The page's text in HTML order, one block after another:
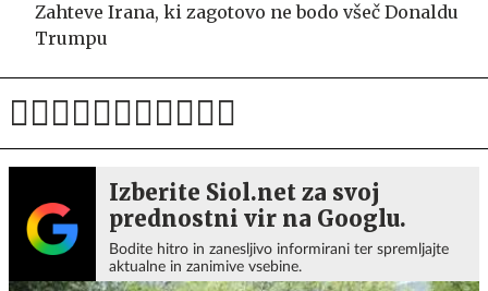
Zahteve Irana, ki zagotovo ne bodo všeč Donaldu
Trumpu
Izberite Siol.net za svoj
prednostni vir na Googlu.
Bodite hitro in zanesljivo informirani ter spremljajte
aktualne in zanimive vsebine.